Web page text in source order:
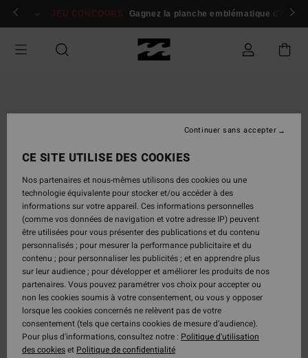
Passer
Se connecter / s'inscrire
JEU CONCOURS Gagnez la planche emblématique d'Andy
CE SITE UTILISE DES COOKIES
Nos partenaires et nous-mêmes utilisons des cookies ou une
technologie équivalente pour stocker et/ou accéder à des
informations sur votre appareil. Ces informations personnelles
(comme vos données de navigation et votre adresse IP) peuvent
être utilisées pour vous présenter des publications et du contenu
personnalisés ; pour mesurer la performance publicitaire et du
contenu ; pour personnaliser les publicités ; et en apprendre plus
sur leur audience ; pour développer et améliorer les produits de nos
partenaires. Vous pouvez paramétrer vos choix pour accepter ou
non les cookies soumis à votre consentement, ou vous y opposer
lorsque les cookies concernés ne relèvent pas de votre
consentement (tels que certains cookies de mesure d’audience).
Pour plus d'informations, consultez notre : Politique d'utilisation
des cookieset Politique de confidentialité
Continuer sans accepter